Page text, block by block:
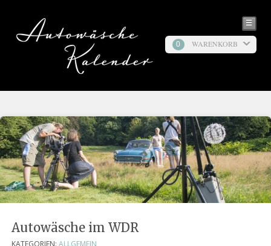
☰
0 WARENKORB
Autowäsche im WDR
KATEGORIEN:ALLGEMEIN